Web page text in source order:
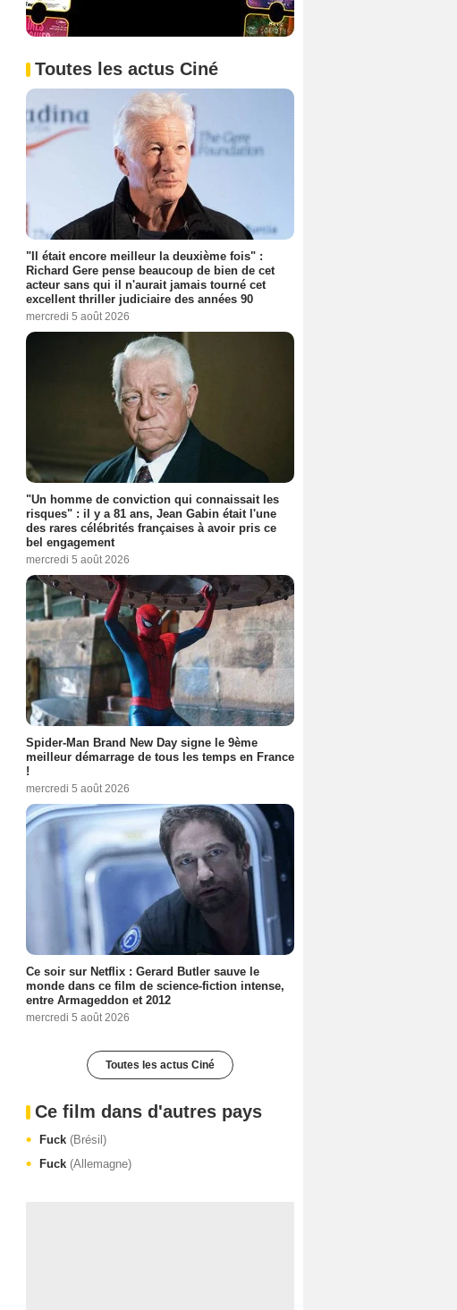
Toutes les actus Ciné
"Il était encore meilleur la deuxième fois" :
Richard Gere pense beaucoup de bien de cet
acteur sans qui il n'aurait jamais tourné cet
excellent thriller judiciaire des années 90
mercredi 5 août 2026
"Un homme de conviction qui connaissait les
risques" : il y a 81 ans, Jean Gabin était l'une
des rares célébrités françaises à avoir pris ce
bel engagement
mercredi 5 août 2026
Spider-Man Brand New Day signe le 9ème
meilleur démarrage de tous les temps en France
!
mercredi 5 août 2026
Ce soir sur Netflix : Gerard Butler sauve le
monde dans ce film de science-fiction intense,
entre Armageddon et 2012
mercredi 5 août 2026
Toutes les actus Ciné
Ce film dans d'autres pays
Fuck (Brésil)
Fuck (Allemagne)